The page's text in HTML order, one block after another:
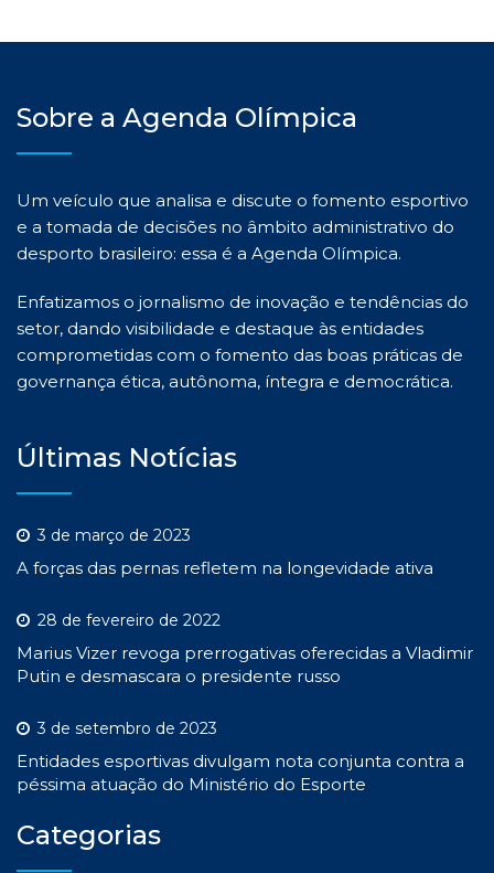
Sobre a Agenda Olímpica
Um veículo que analisa e discute o fomento esportivo
e a tomada de decisões no âmbito administrativo do
desporto brasileiro: essa é a Agenda Olímpica.
Enfatizamos o jornalismo de inovação e tendências do
setor, dando visibilidade e destaque às entidades
comprometidas com o fomento das boas práticas de
governança ética, autônoma, íntegra e democrática.
Últimas Notícias
3 de março de 2023
A forças das pernas refletem na longevidade ativa
28 de fevereiro de 2022
Marius Vizer revoga prerrogativas oferecidas a Vladimir
Putin e desmascara o presidente russo
3 de setembro de 2023
Entidades esportivas divulgam nota conjunta contra a
péssima atuação do Ministério do Esporte
Categorias